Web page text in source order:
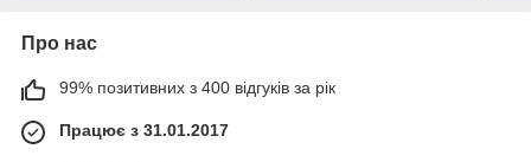
Про нас
99% позитивних з 400 відгуків за рік
Працює з 31.01.2017